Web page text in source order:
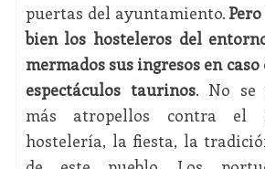
puertas del ayuntamiento.
bien los hosteleros del
mermados sus ingresos en
espectáculos taurinos. No se
más atropellos contra el
hostelería, la fiesta, la